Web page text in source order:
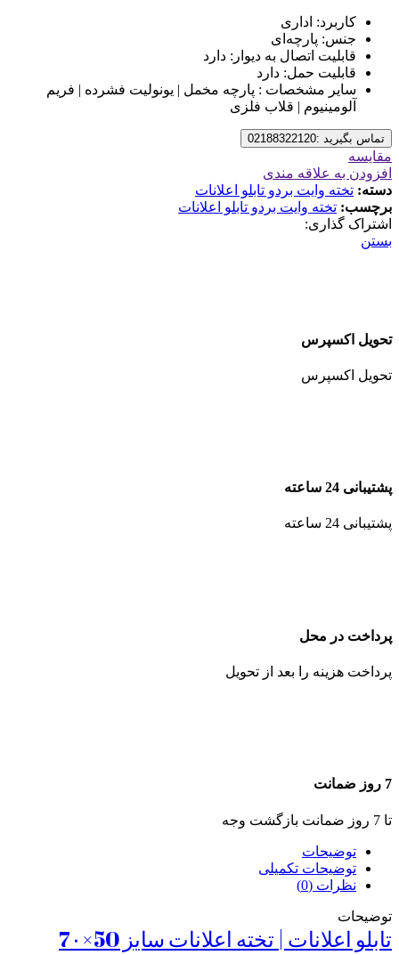
کاربرد: اداری
جنس: پارچه‌ای
قابلیت اتصال به دیوار: دارد
قابلیت حمل: دارد
سایر مشخصات : پارچه مخمل | یونولیت فشرده | فریم
آلومینیوم | قلاب فلزی
تماس بگیرید :02188322120
مقایسه
افزودن به علاقه مندی
دسته: تخته وایت بردو تابلو اعلانات
برچسب: تخته وایت بردو تابلو اعلانات
اشتراک گذاری:
بستن
تحویل اکسپرس
تحویل اکسپرس
پشتیبانی 24 ساعته
پشتیبانی 24 ساعته
پرداخت در محل
پرداخت هزینه را بعد از تحویل
7 روز ضمانت
تا 7 روز ضمانت بازگشت وجه
توضیحات
توضیحات تکمیلی
نظرات (0)
توضیحات
تابلو اعلانات | تخته اعلانات سایز 50×7۰